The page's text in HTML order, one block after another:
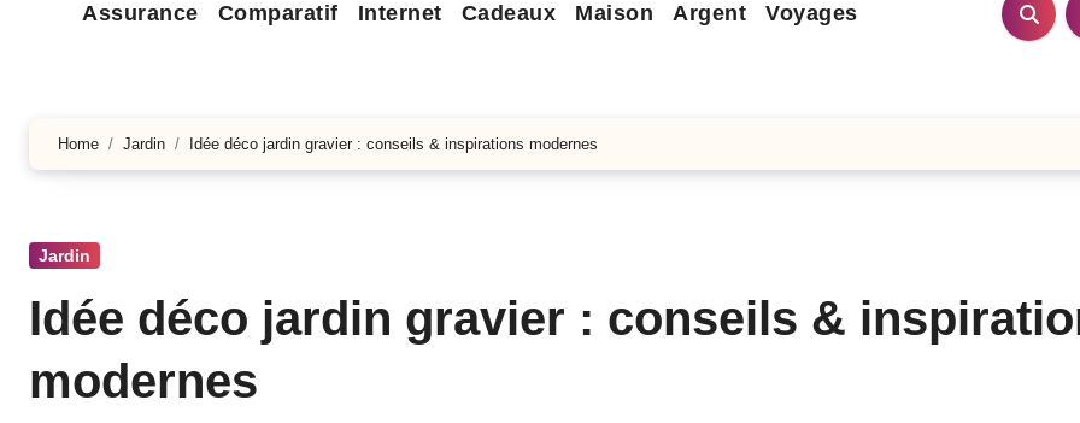
Assurance Comparatif Internet Cadeaux Maison Argent Voyages
Home Jardin Idée déco jardin gravier : conseils & inspirations modernes
Jardin
Idée déco jardin gravier : conseils &
modernes